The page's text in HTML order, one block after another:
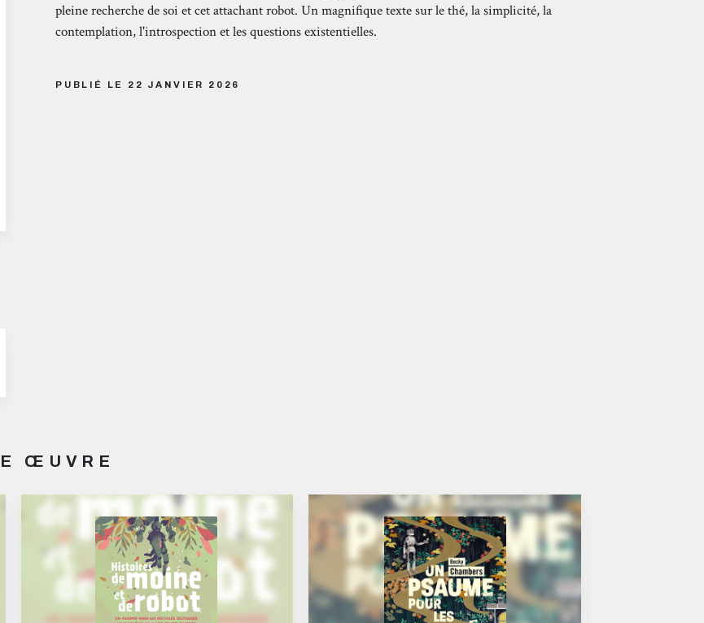
pleine recherche de soi et cet attachant robot. Un magnifique texte sur le thé, la simplicité, la
contemplation, l'introspection et les questions existentielles.
PUBLIÉ LE 22 JANVIER 2026
ŒUVRE